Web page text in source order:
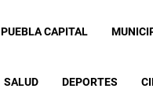
PUEBLA CAPITAL
SALUD DEPORTES